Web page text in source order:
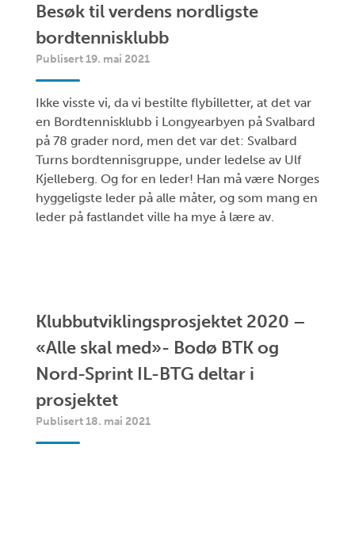
Besøk til verdens nordligste
bordtennisklubb
Publisert 19. mai 2021
Ikke visste vi, da vi bestilte flybilletter, at det var
en Bordtennisklubb i Longyearbyen på Svalbard
på 78 grader nord, men det var det: Svalbard
Turns bordtennisgruppe, under ledelse av Ulf
Kjelleberg. Og for en leder! Han må være Norges
hyggeligste leder på alle måter, og som mang en
leder på fastlandet ville ha mye å lære av.
Klubbutviklingsprosjektet 2020 –
«Alle skal med»- Bodø BTK og
Nord-Sprint IL-BTG deltar i
prosjektet
Publisert 18. mai 2021